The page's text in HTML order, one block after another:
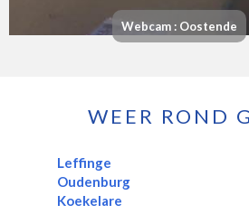
Webcam : Oostende
WEER ROND
Leffinge
Oudenburg
Koekelare